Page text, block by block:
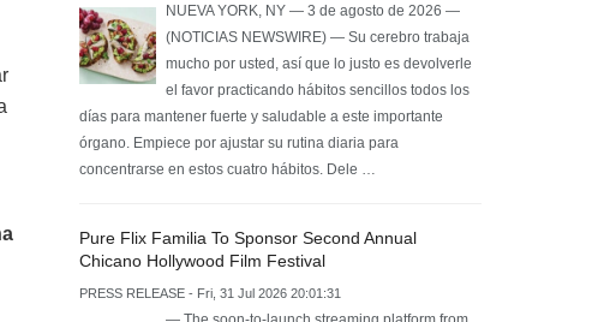
NUEVA YORK, NY — 3 de agosto de 2026 —
(NOTICIAS NEWSWIRE) — Su cerebro trabaja
mucho por usted, así que lo justo es devolverle
el favor practicando hábitos sencillos todos los
días para mantener fuerte y saludable a este importante
órgano. Empiece por ajustar su rutina diaria para
concentrarse en estos cuatro hábitos. Dele …
Pure Flix Familia To Sponsor Second Annual
Chicano Hollywood Film Festival
PRESS RELEASE - Fri, 31 Jul 2026 20:01:31